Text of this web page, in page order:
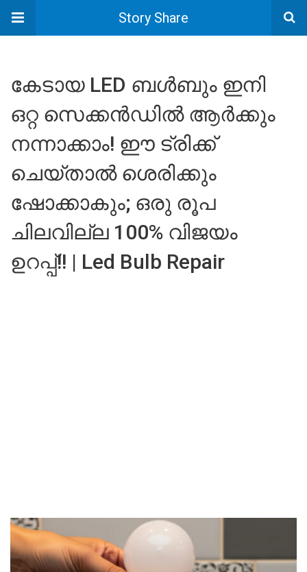
Story Share
കേടായ LED ബൾബും ഇനി
ഒറ്റ സെക്കൻഡിൽ ആർക്കും
നന്നാക്കാം! ഈ ട്രിക്ക്
ചെയ്‌താൽ ശെരിക്കും
ഷോക്കാകും; ഒരു രൂപ
ചിലവില്ല 100% വിജയം
ഉറപ്പ്!! | Led Bulb Repair